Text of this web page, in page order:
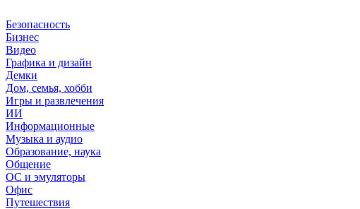
Безопасность
Бизнес
Видео
Графика и дизайн
Демки
Дом, семья, хобби
Игры и развлечения
ИИ
Информационные
Музыка и аудио
Образование, наука
Общение
ОС и эмуляторы
Офис
Путешествия